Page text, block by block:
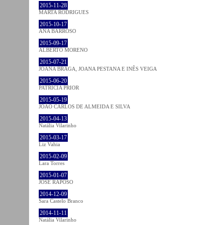
2015-11-28
MARTA RODRIGUES
2015-10-17
ANA BARROSO
2015-09-17
ALBERTO MORENO
2015-07-21
JOANA BRAGA, JOANA PESTANA E INÊS VEIGA
2015-06-20
PATRÍCIA PRIOR
2015-05-19
JOÃO CARLOS DE ALMEIDA E SILVA
2015-04-13
Natália Vilarinho
2015-03-17
Liz Vahia
2015-02-09
Lara Torres
2015-01-07
JOSÉ RAPOSO
2014-12-09
Sara Castelo Branco
2014-11-11
Natália Vilarinho